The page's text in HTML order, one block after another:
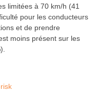
limitées à 70 km/h (41
pour les conducteurs
et de prendre
moins présent sur les